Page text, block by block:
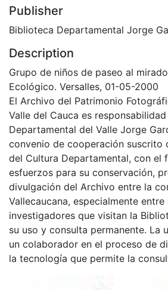
Publisher
Biblioteca Departamental Jorge
Description
Grupo de niños de paseo al
Ecológico. Versalles, 01-05-2000
El Archivo del Patrimonio
Valle del Cauca es
Departamental del Valle Jorge
convenio de cooperación suscrito
del Cultura Departamental, con el
esfuerzos para su conservación,
divulgación del Archivo entre la
Vallecaucana, especialmente
investigadores que visitan la
su uso y consulta permanente. La
un colaborador en el proceso de
la tecnología que permite la